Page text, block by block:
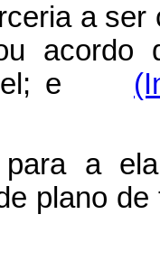
a
acordo
e
a
plano